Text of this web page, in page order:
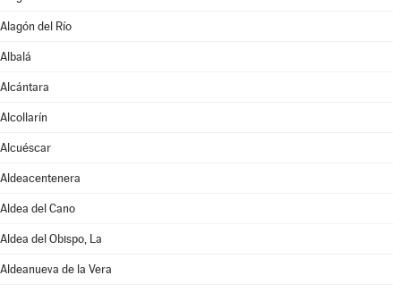
Alagón del Río
Albalá
Alcántara
Alcollarín
Alcuéscar
Aldeacentenera
Aldea del Cano
Aldea del Obispo, La
Aldeanueva de la Vera